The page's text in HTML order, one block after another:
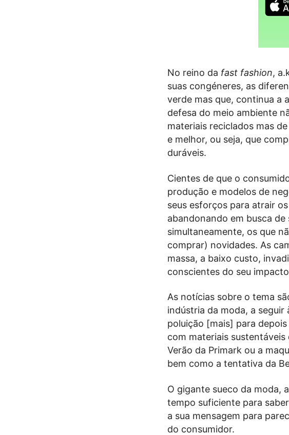
No reino da fast fashion,
suas congéneres, as
verde mas que, continua a
defesa do meio ambiente
materiais reciclados mas
e melhor, ou seja, que
duráveis.
Cientes de que o
produção e modelos de
seus esforços para atrair
abandonando em busca de
simultaneamente, os que
comprar) novidades. As
massa, a baixo custo,
conscientes do seu
As notícias sobre o tema
indústria da moda, a
poluição [mais] para
com materiais
Verão da Primark ou a
bem como a tentativa da
O gigante sueco da moda,
tempo suficiente para
a sua mensagem para
do consumidor.